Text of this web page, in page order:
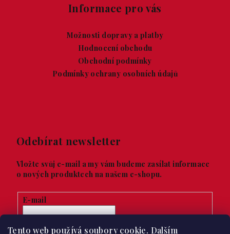
Tento web používá soubory cookie. Dalším
Informace pro vás
Možnosti dopravy a platby
Hodnocení obchodu
Obchodní podmínky
Podmínky ochrany osobních údajů
Odebírat newsletter
Vložte svůj e-mail a my vám budeme zasílat informace
o nových produktech na našem e-shopu.
E-mail